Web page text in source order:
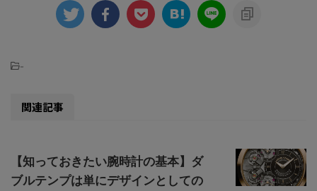
-
関連記事
【知っておきたい腕時計の基本】ダ
ブルテンプは単にデザインとしての